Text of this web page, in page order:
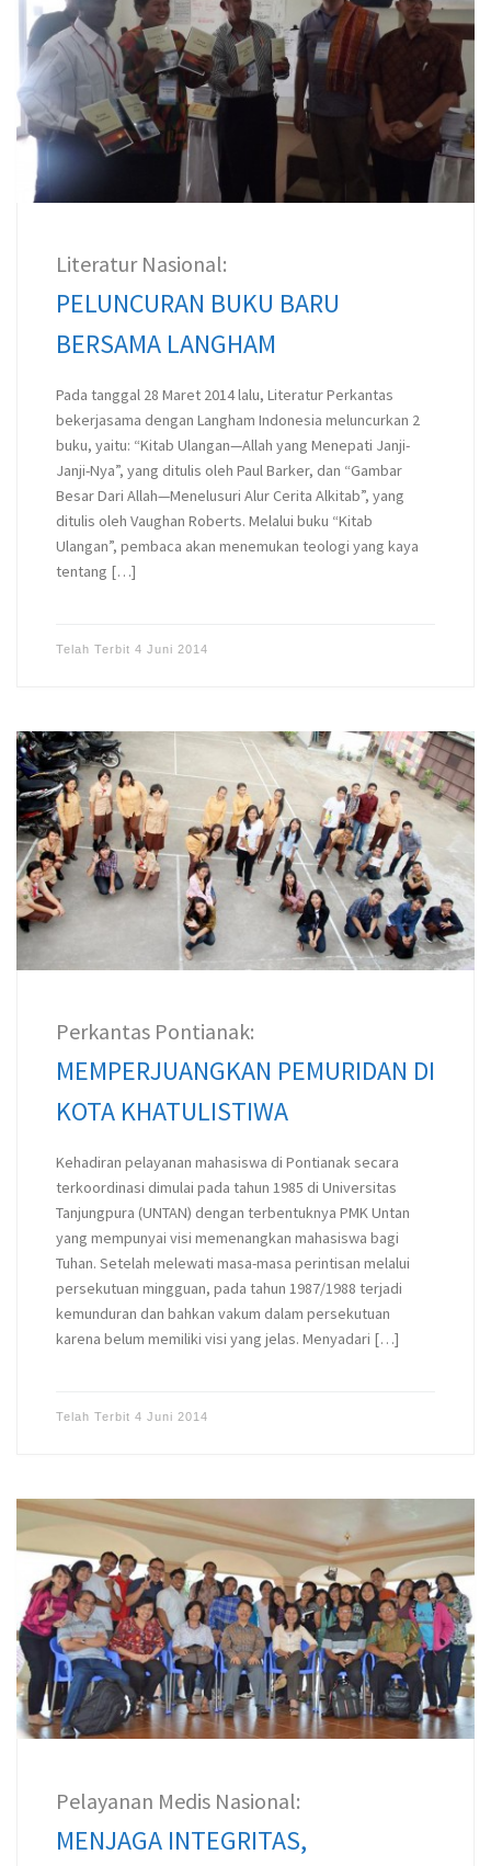
Literatur Nasional:
PELUNCURAN BUKU BARU
BERSAMA LANGHAM
Pada tanggal 28 Maret 2014 lalu, Literatur Perkantas
bekerjasama dengan Langham Indonesia meluncurkan 2
buku, yaitu: “Kitab Ulangan—Allah yang Menepati Janji-
Janji-Nya”, yang ditulis oleh Paul Barker, dan “Gambar
Besar Dari Allah—Menelusuri Alur Cerita Alkitab”, yang
ditulis oleh Vaughan Roberts. Melalui buku “Kitab
Ulangan”, pembaca akan menemukan teologi yang kaya
tentang […]
Telah Terbit 4 Juni 2014
Perkantas Pontianak:
MEMPERJUANGKAN PEMURIDAN DI
KOTA KHATULISTIWA
Kehadiran pelayanan mahasiswa di Pontianak secara
terkoordinasi dimulai pada tahun 1985 di Universitas
Tanjungpura (UNTAN) dengan terbentuknya PMK Untan
yang mempunyai visi memenangkan mahasiswa bagi
Tuhan. Setelah melewati masa-masa perintisan melalui
persekutuan mingguan, pada tahun 1987/1988 terjadi
kemunduran dan bahkan vakum dalam persekutuan
karena belum memiliki visi yang jelas. Menyadari […]
Telah Terbit 4 Juni 2014
Pelayanan Medis Nasional:
MENJAGA INTEGRITAS,